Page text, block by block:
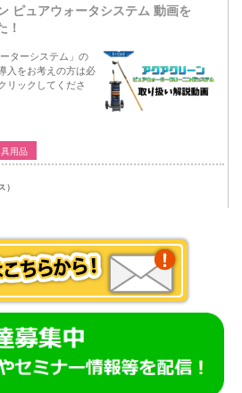
ピュアウォータシステム 動画を
！
ターシステム」の
入をお考えの方は必
リックしてくださ
用品